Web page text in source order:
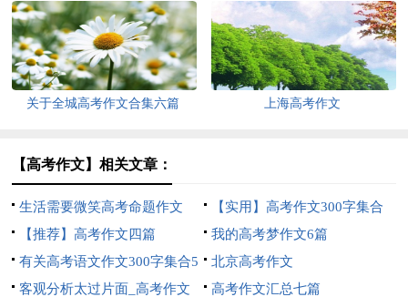
关于全城高考作文合集六篇 上海高考作文
【高考作文】相关文章：
生活需要微笑高考命题作文
【实用】高考作文300字集合
八篇
【推荐】高考作文四篇
我的高考梦作文6篇
有关高考语文作文300字集合5
篇
北京高考作文
客观分析太过片面_高考作文
高考作文汇总七篇